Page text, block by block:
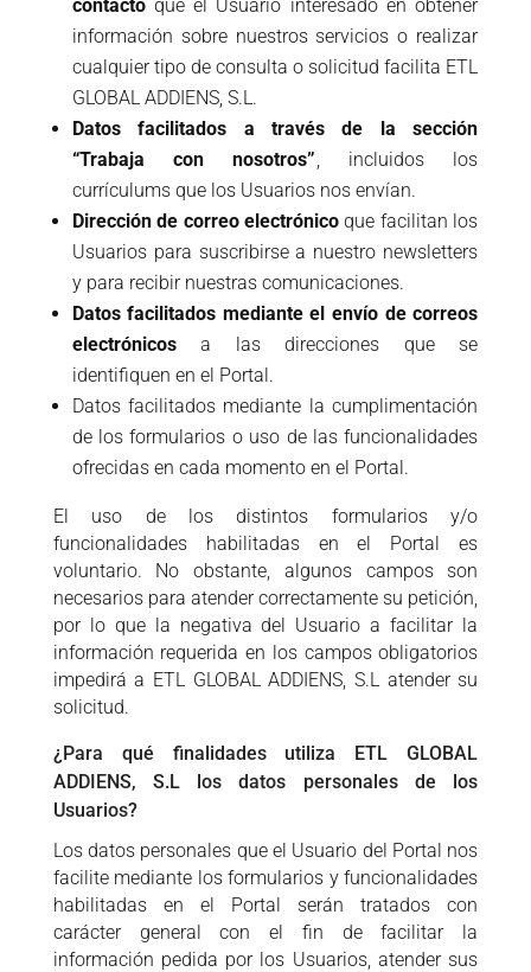
contactoque el Usuario interesado en obtener
información sobre nuestros servicios o realizar
cualquier tipo de consulta o solicitud facilita ETL
GLOBAL ADDIENS, S.L.
Datos facilitados a través de la sección
“Trabaja con nosotros”, incluidos los
currículums que los Usuarios nos envían.
Dirección de correo electrónico que facilitan los
Usuarios para suscribirse a nuestro newsletters
y para recibir nuestras comunicaciones.
Datos facilitados mediante el envío de correos
electrónicosa las direcciones que se
identifiquen en el Portal.
Datos facilitados mediante la cumplimentación
de los formularios o uso de las funcionalidades
ofrecidas en cada momento en el Portal.
El uso de los distintos formularios y/o
funcionalidades habilitadas en el Portal es
voluntario. No obstante, algunos campos son
necesarios para atender correctamente su petición,
por lo que la negativa del Usuario a facilitar la
información requerida en los campos obligatorios
impedirá a ETL GLOBAL ADDIENS, S.L atender su
solicitud.
¿Para qué finalidades utiliza ETL GLOBAL
ADDIENS, S.L los datos personales de los
Usuarios?
Los datos personales que el Usuario del Portal nos
facilite mediante los formularios y funcionalidades
habilitadas en el Portal serán tratados con
carácter general con el fin de facilitar la
información pedida por los Usuarios, atender sus